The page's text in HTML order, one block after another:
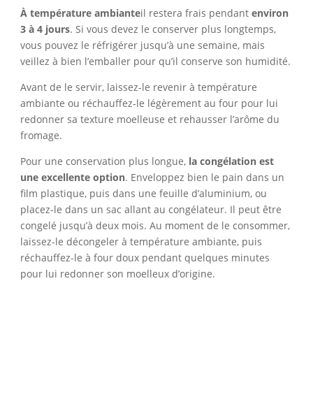
À température ambianteil restera frais pendant environ
3 à 4 jours. Si vous devez le conserver plus longtemps,
vous pouvez le réfrigérer jusqu’à une semaine, mais
veillez à bien l’emballer pour qu’il conserve son humidité.
Avant de le servir, laissez-le revenir à température
ambiante ou réchauffez-le légèrement au four pour lui
redonner sa texture moelleuse et rehausser l’arôme du
fromage.
Pour une conservation plus longue, la congélation est
une excellente option. Enveloppez bien le pain dans un
film plastique, puis dans une feuille d’aluminium, ou
placez-le dans un sac allant au congélateur. Il peut être
congelé jusqu’à deux mois. Au moment de le consommer,
laissez-le décongeler à température ambiante, puis
réchauffez-le à four doux pendant quelques minutes
pour lui redonner son moelleux d’origine.